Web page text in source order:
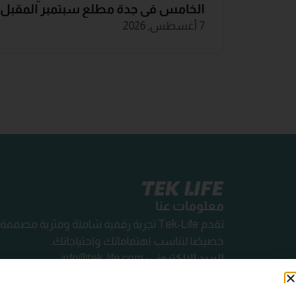
الخامس في جدة مطلع سبتمبر المقبل
7 أغسطس, 2026
معلومات عنا
تقدم Tek-Life تجربة رقمية شاملة ومثرية مصممة
خصيصًا لتناسب اهتماماتك واحتياجاتك.
البريد الإلكتروني:info@tek-life.com